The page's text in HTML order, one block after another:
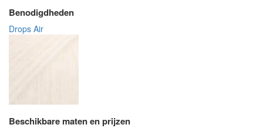
Benodigdheden
Drops Air
Beschikbare maten en prijzen